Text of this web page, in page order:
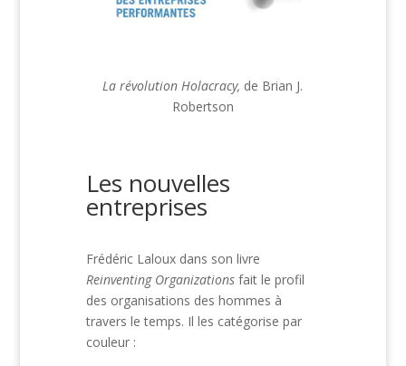
La révolution Holacracy, de Brian J.
Robertson
Les nouvelles
entreprises
Frédéric Laloux dans son livre
Reinventing Organizationsfait le profil
des organisations des hommes à
travers le temps. Il les catégorise par
couleur :